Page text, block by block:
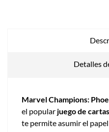
Detalles
Marvel Champions:
el popular juego de
te permite asumir el